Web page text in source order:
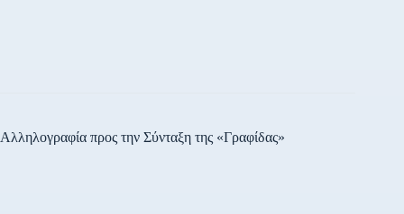
Αλληλογραφία προς την Σύνταξη της «Γραφίδας»